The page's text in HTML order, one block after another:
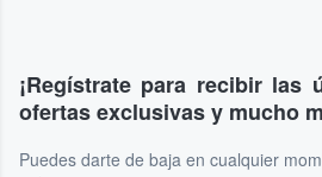
¡Regístrate para recibir las
ofertas exclusivas y mucho
Puedes darte de baja en cualquier